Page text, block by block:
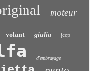
moteur
volant giulia jeep
d'embrayage